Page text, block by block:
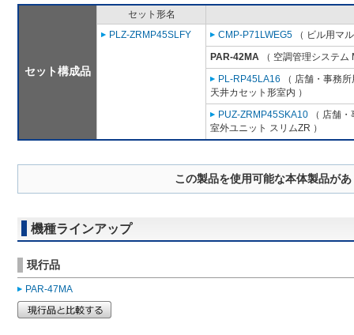
セット構成品
セット形名
PLZ-ZRMP45SLFY
CMP-P71LWEG5 （ ビル用マ
PAR-42MA （ 空調管理システム
PL-RP45LA16 （ 店舗・事務
天井カセット形室内 ）
PUZ-ZRMP45SKA10 （ 店舗
室外ユニット スリムZR ）
この製品を使用可能な本体製品が
機種ラインアップ
現行品
PAR-47MA